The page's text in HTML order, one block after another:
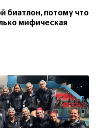
биатлон, потому что
мифическая